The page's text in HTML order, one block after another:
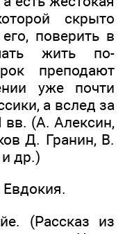
скрыто
поверить в
жить по-
преподают
уже почти
а вслед за
вв. (А. Алексин,
Д. Гранин, В.
др.)
(Рассказ из